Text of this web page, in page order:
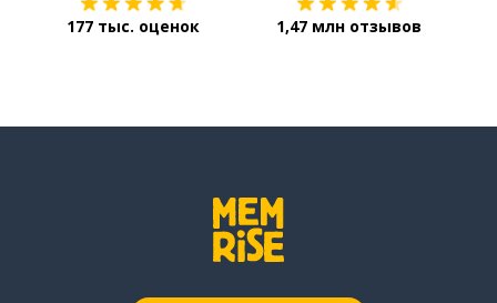
177 тыс. оценок 1,47 млн отзывов